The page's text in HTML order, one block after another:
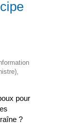
pour
?